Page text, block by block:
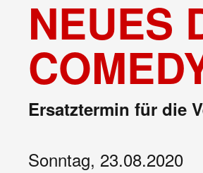
NEUES
Ersatztermin für die
Sonntag, 23.08.2020